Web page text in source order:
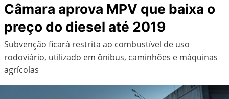
Câmara aprova MPV que baixa o
preço do diesel até 2019
Subvenção ficará restrita ao combustível de uso
rodoviário, utilizado em ônibus, caminhões e máquinas
agrícolas